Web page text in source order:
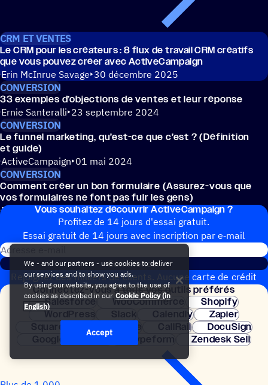
CRM ET VENTES
Le CRM pour les créa­teurs : 8 flux de travail CRM créa­tifs
que vous pouvez créer avec ActiveCampaign
Erin McInrue Savage 30 décembre 2025
CONVERSION
33 exemples d’ob­jec­tions de ventes et leur réponse
Ernie Santeralli 23 septembre 2024
CONVERSION
Le funnel marke­ting, qu’est-ce que c’est ? (Défi­ni­tion
et guide)
ActiveCampaign 01 mai 2024
CONVERSION
Comment créer un bon formu­laire (Assurez-vous que
vos formu­laires ne font pas fuir les gens)
Benyamin Elias 29 septembre 2023
Vous souhai­tez découvrir ActiveCampaign ?
Profitez de 14 jours d'essai gratuit.
Essai gratuit de 14 jours avec inscrip­tion par e‑mail
Adresse e-mail
Commencer
Rejoignez des milliers de clients. Aucune carte de crédit
nécessaire. Configuration instantanée.
Connec­tez-vous à tous vos outils préférés
Salesforce
WooCommerce
Shopify
WordPress
Slack Calendly
Zapier
Squarespace
Square CallRail
DocuSign
Google Analytics
Typeform Zendesk Sell
We - and our partners - use cookies to deliver
our services and to show you ads.
By using our website, you agree to the use of
cookies as described in our Cookie Policy (in
English)
Accept